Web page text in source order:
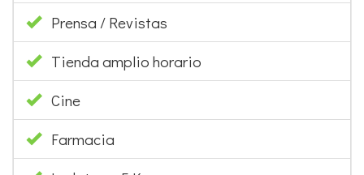
Prensa / Revistas
Tienda amplio horario
Cine
Farmacia